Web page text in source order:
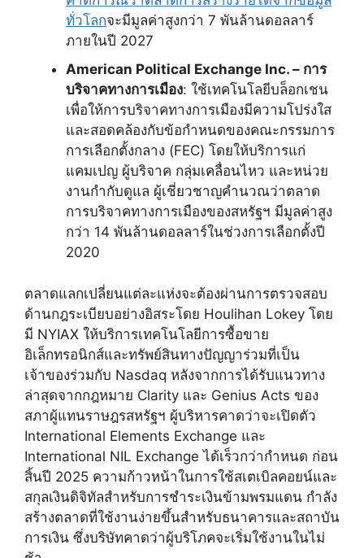
ทั่วโลกจะมีมูลค่าสูงกว่า 7 พันล้านดอลลาร์
ภายในปี 2027
American Political Exchange Inc. – การ
บริจาคทางการเมือง: ใช้เทคโนโลยีบล็อกเชน
เพื่อให้การบริจาคทางการเมืองมีความโปร่งใส
และสอดคล้องกับข้อกำหนดของคณะกรรมการ
การเลือกตั้งกลาง (FEC) โดยให้บริการแก่
แคมเปญ ผู้บริจาค กลุ่มเคลื่อนไหว และหน่วย
งานกำกับดูแล ผู้เชี่ยวชาญคำนวณว่าตลาด
การบริจาคทางการเมืองของสหรัฐฯ มีมูลค่าสูง
กว่า 14 พันล้านดอลลาร์ในช่วงการเลือกตั้งปี
2020
ตลาดแลกเปลี่ยนแต่ละแห่งจะต้องผ่านการตรวจสอบ
ด้านกฎระเบียบอย่างอิสระโดย Houlihan Lokey โดย
มี NYIAX ให้บริการเทคโนโลยีการซื้อขาย
อิเล็กทรอนิกส์และทรัพย์สินทางปัญญาร่วมที่เป็น
เจ้าของร่วมกับ Nasdaq หลังจากการได้รับแนวทาง
ล่าสุดจากกฎหมาย Clarity และ Genius Acts ของ
สภาผู้แทนราษฎรสหรัฐฯ ผู้บริหารคาดว่าจะเปิดตัว
International Elements Exchange และ
International NIL Exchange ได้เร็วกว่ากำหนด ก่อน
สิ้นปี 2025 ความก้าวหน้าในการใช้สเตเบิลคอยน์และ
สกุลเงินดิจิทัลสำหรับการชำระเงินข้ามพรมแดน กำลัง
สร้างตลาดที่ใช้งานง่ายขึ้นสำหรับธนาคารและสถาบัน
การเงิน ซึ่งบริษัทคาดว่าผู้บริโภคจะเริ่มใช้งานในไม่